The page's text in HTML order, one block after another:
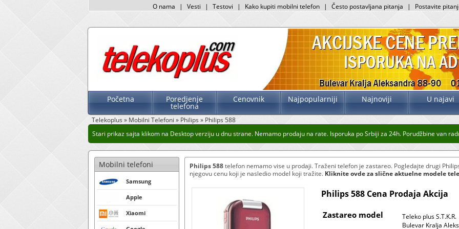
O nama | Vesti | Testovi | Kako kupiti mobilni telefon | Često postavljana pitanja | Postavite
Početna Poredjenje
telefona
Cenovnik Najpopularniji Najnoviji U najavi
Telekoplus» Mobilni Telefoni » Philips» Philips 588
Stari prikaz sajta klikom na Desktop verziju u dnu strane. Nemamo prodaju na rate. Isporuka po Srbiji za 24h. Porudžbine van
Mobilni telefoni
Samsung
Apple
Xiaomi
Philips 588telefon nemamo vise u prodaji. Traženi telefon je zastareo. Pogledajte drugi
njegovu cenu koji je nasledio model koji tražite. Kliknite ovde za slične aktuelne modele
Philips 588 Cena Prodaja Akcija
Zastareo model
Teleko plus S.T.K.R.
Bulevar Kralja